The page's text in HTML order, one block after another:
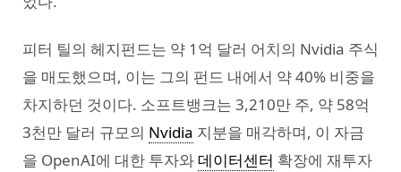
피터 틸의 헤지펀드는 약 1억 달러 어치의 Nvidia 주식
을 매도했으며, 이는 그의 펀드 내에서 약 40% 비중을
차지하던 것이다. 소프트뱅크는 3,210만 주, 약 58억
3천만 달러 규모의 Nvidia 지분을 매각하며, 이 자금
을 OpenAI에 대한 투자와데이터센터 확장에 재투자